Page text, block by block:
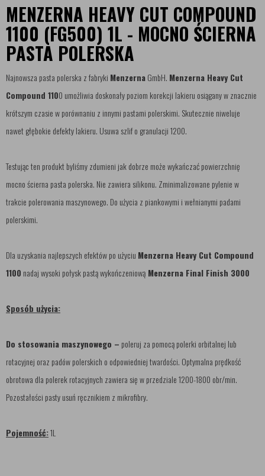
MENZERNA HEAVY CUT COMPOUND
1100 (FG500) 1L - MOCNO ŚCIERNA
PASTA POLERSKA
Najnowsza pasta polerska z fabryki MenzernaGmbH. Menzerna Heavy Cut
Compound 1100 umożliwia doskonały poziom korekcji lakieru osiągany w znacznie
krótszym czasie w porównaniu z innymi pastami polerskimi. Skutecznie niweluje
nawet głębokie defekty lakieru. Usuwa szlif o granulacji 1200.
Testując ten produkt byliśmy zdumieni jak dobrze może wykańczać powierzchnię
mocno ścierna pasta polerska. Nie zawiera silikonu. Zminimalizowane pylenie w
trakcie polerowania maszynowego. Do użycia z piankowymi i wełnianymi padami
polerskimi.
Dla uzyskania najlepszych efektów po użyciu Menzerna Heavy Cut Compound
1100 nadaj wysoki połysk pastą wykończeniową Menzerna Final Finish 3000
Sposób użycia:
Do stosowania maszynowego – poleruj za pomocą polerki orbitalnej lub
rotacyjnej oraz padów polerskich o odpowiedniej twardości. Optymalna prędkość
obrotowa dla polerek rotacyjnych zawiera się w przedziale 1200-1800 obr/min.
Pozostałości pasty usuń ręcznikiem z mikrofibry.
Pojemność:1L